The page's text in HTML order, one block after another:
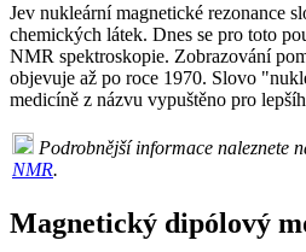
Jev nukleární magnetické rezonance
chemických látek. Dnes se pro toto
NMR spektroskopie. Zobrazování
objevuje až po roce 1970. Slovo
medicíně z názvu vypuštěno pro
Podrobnější informace naleznete
NMR.
Magnetický dipólový